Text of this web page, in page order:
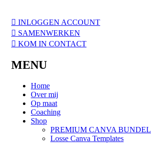
INLOGGEN ACCOUNT
SAMENWERKEN
KOM IN CONTACT
MENU
Home
Over mij
Op maat
Coaching
Shop
PREMIUM CANVA BUNDEL
Losse Canva Templates